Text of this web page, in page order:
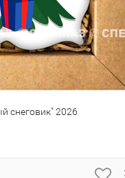
снеговик" 2026